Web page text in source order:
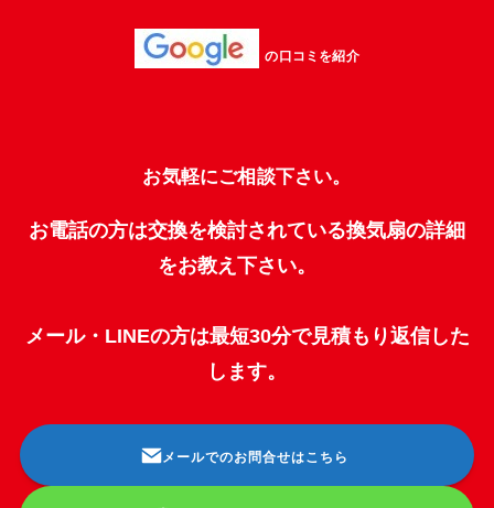
の口コミを紹介
お気軽にご相談下さい。
お電話の方は交換を検討されている換気扇の詳細
をお教え下さい。
メール・LINEの方は最短30分で見積もり返信した
します。
メールでのお問合せはこちら